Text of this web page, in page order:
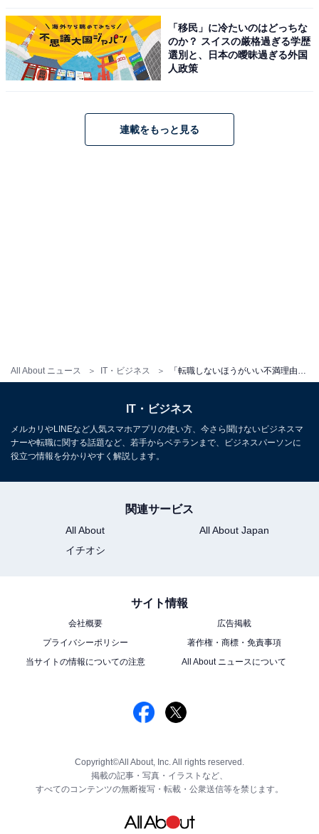
All About ニュース IT・ビジネス 「転職しないほうがいい不満理由」ランキング！ 3位「収入」、2位「仕事内容」を抑え最も多かったのは？
「移民」に冷たいのはどっちな
のか？ スイスの厳格過ぎる学歴
選別と、日本の曖昧過ぎる外国
人政策
連載をもっと見る
IT・ビジネス
メルカリやLINEなど人気スマホアプリの使い方、今さら聞けないビジネスマ
ナーや転職に関する話題など、若手からベテランまで、ビジネスパーソンに
役立つ情報を分かりやすく解説します。
関連サービス
All About
All About Japan
イチオシ
サイト情報
会社概要
広告掲載
プライバシーポリシー
著作権・商標・免責事項
当サイトの情報についての注意
All About ニュースについて
Copyright©All About, Inc. All rights reserved.
掲載の記事・写真・イラストなど、
すべてのコンテンツの無断複写・転載・公衆送信等を禁じます。